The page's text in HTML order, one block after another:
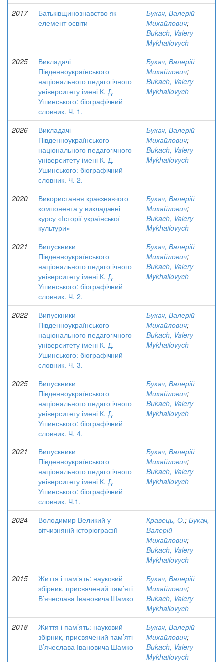
2017
Батьківщинознавство як
елемент освіти
Букач, Валерій
Михайлович;
Bukach, Valery
Mykhailovych
2025
Викладачі
Південноукраїнського
національного педагогічного
університету імені К. Д.
Ушинського: біографічний
словник. Ч. 1.
Букач, Валерій
Михайлович;
Bukach, Valery
Mykhailovych
2026
Викладачі
Південноукраїнського
національного педагогічного
університету імені К. Д.
Ушинського: біографічний
словник. Ч. 2.
Букач, Валерій
Михайлович;
Bukach, Valery
Mykhailovych
2020
Використання краєзнавчого
компонента у викладанні
курсу «Історії української
культури»
Букач, Валерій
Михайлович;
Bukach, Valery
Mykhailovych
2021
Випускники
Південноукраїнського
національного педагогічного
університету імені К. Д.
Ушинського: біографічний
словник. Ч. 2.
Букач, Валерій
Михайлович;
Bukach, Valery
Mykhailovych
2022
Випускники
Південноукраїнського
національного педагогічного
університету імені К. Д.
Ушинського: біографічний
словник. Ч. 3.
Букач, Валерій
Михайлович;
Bukach, Valery
Mykhailovych
2025
Випускники
Південноукраїнського
національного педагогічного
університету імені К. Д.
Ушинського: біографічний
словник. Ч. 4.
Букач, Валерій
Михайлович;
Bukach, Valery
Mykhailovych
2021
Випускники
Південноукраїнського
національного педагогічного
університету імені К. Д.
Ушинського: біографічний
словник. Ч.1.
Букач, Валерій
Михайлович;
Bukach, Valery
Mykhailovych
2024
Володимир Великий у
вітчизняній історіографії
Кравець, О.; Букач,
Валерій
Михайлович;
Bukach, Valery
Mykhailovych
2015
Життя і пам’ять: науковий
збірник, присвячений пам’яті
В’ячеслава Івановича Шамко
Букач, Валерій
Михайлович;
Bukach, Valery
Mykhailovych
2018
Життя і пам’ять: науковий
збірник, присвячений пам’яті
В’ячеслава Івановича Шамко
Букач, Валерій
Михайлович;
Bukach, Valery
Mykhailovych